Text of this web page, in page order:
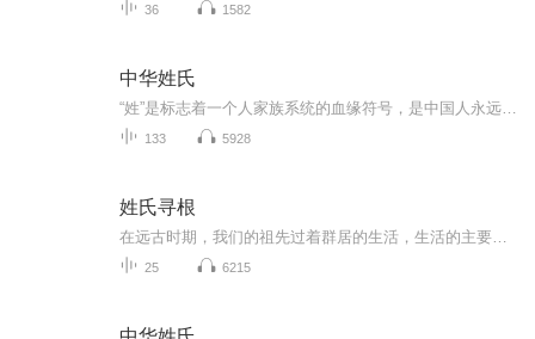
36 1582
中华姓氏
133 5928
姓氏寻根
25 6215